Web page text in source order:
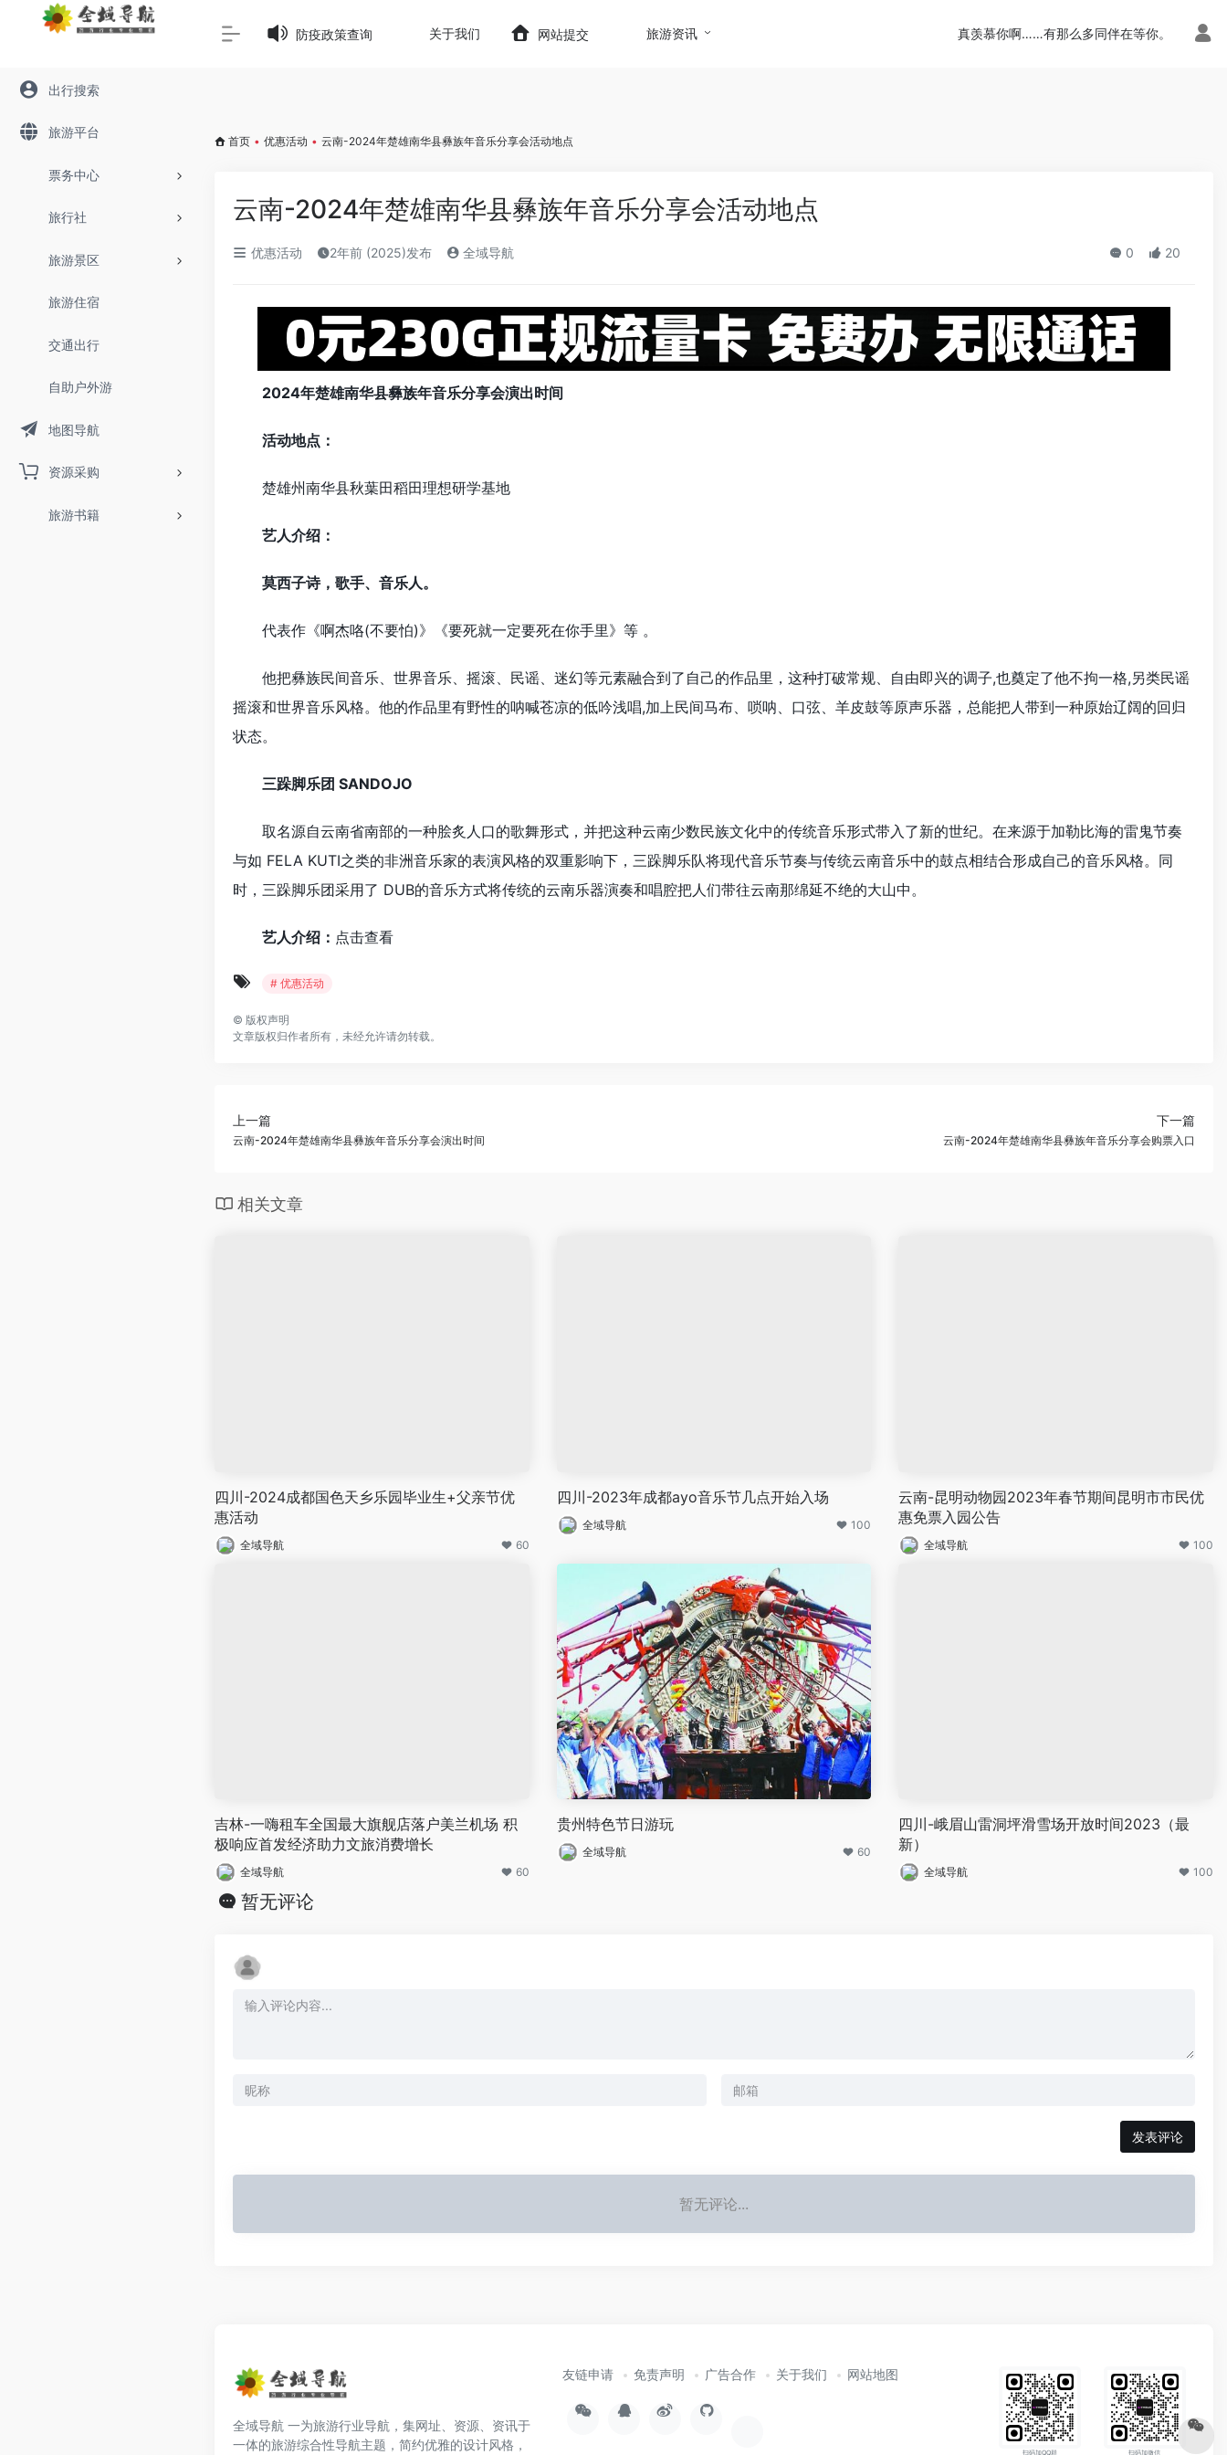
Warning: Array to string conversion in/www/wwwroot/645t.com/wp-content/themes/onenav/inc/wp-optimization.php
出行搜索
旅游平台
票务中心
旅行社
旅游景区
旅游住宿
交通出行
自助户外游
地图导航
资源采购
旅游书籍
防疫政策查询 关于我们 网站提交 旅游资讯 真羡慕你啊……有那么多同伴在等你。
首页 • 优惠活动 • 云南-2024年楚雄南华县彝族年音乐分享会活动地点
云南-2024年楚雄南华县彝族年音乐分享会活动地点
优惠活动 2年前 (2025)发布 全域导航 0 20
2024年楚雄南华县彝族年音乐分享会演出时间
活动地点：
楚雄州南华县秋葉田稻田理想研学基地
艺人介绍：
莫西子诗，歌手、音乐人。
代表作《啊杰咯(不要怕)》《要死就一定要死在你手里》等 。
他把彝族民间音乐、世界音乐、摇滚、民谣、迷幻等元素融合到了自己的作品里，这种打破常规、自由即兴的调子,也奠定了他不拘一格,另类民谣
摇滚和世界音乐风格。他的作品里有野性的呐喊苍凉的低吟浅唱,加上民间马布、唢呐、口弦、羊皮鼓等原声乐器，总能把人带到一种原始辽阔的回归
状态。
三跺脚乐团 SANDOJO
取名源自云南省南部的一种脍炙人口的歌舞形式，并把这种云南少数民族文化中的传统音乐形式带入了新的世纪。在来源于加勒比海的雷鬼节奏
与如 FELA KUTI之类的非洲音乐家的表演风格的双重影响下，三跺脚乐队将现代音乐节奏与传统云南音乐中的鼓点相结合形成自己的音乐风格。同
时，三跺脚乐团采用了 DUB的音乐方式将传统的云南乐器演奏和唱腔把人们带往云南那绵延不绝的大山中。
艺人介绍： 点击查看
# 优惠活动
© 版权声明
文章版权归作者所有，未经允许请勿转载。
上一篇
云南-2024年楚雄南华县彝族年音乐分享会演出时间
下一篇
云南-2024年楚雄南华县彝族年音乐分享会购票入口
相关文章
四川-2024成都国色天乡乐园毕业生+父亲节优
惠活动
全域导航 60
四川-2023年成都ayo音乐节几点开始入场
全域导航 100
云南-昆明动物园2023年春节期间昆明市市民优
惠免票入园公告
全域导航 100
吉林-一嗨租车全国最大旗舰店落户美兰机场 积
极响应首发经济助力文旅消费增长
全域导航 60
贵州特色节日游玩
全域导航 60
四川-峨眉山雷洞坪滑雪场开放时间2023（最
新）
全域导航 100
暂无评论
发表评论
暂无评论...
全域导航 一为旅游行业导航，集网址、资源、资讯于
一体的旅游综合性导航主题，简约优雅的设计风格，
友链申请 免责声明 广告合作 关于我们 网站地图
扫码加QQ群 扫码加微信